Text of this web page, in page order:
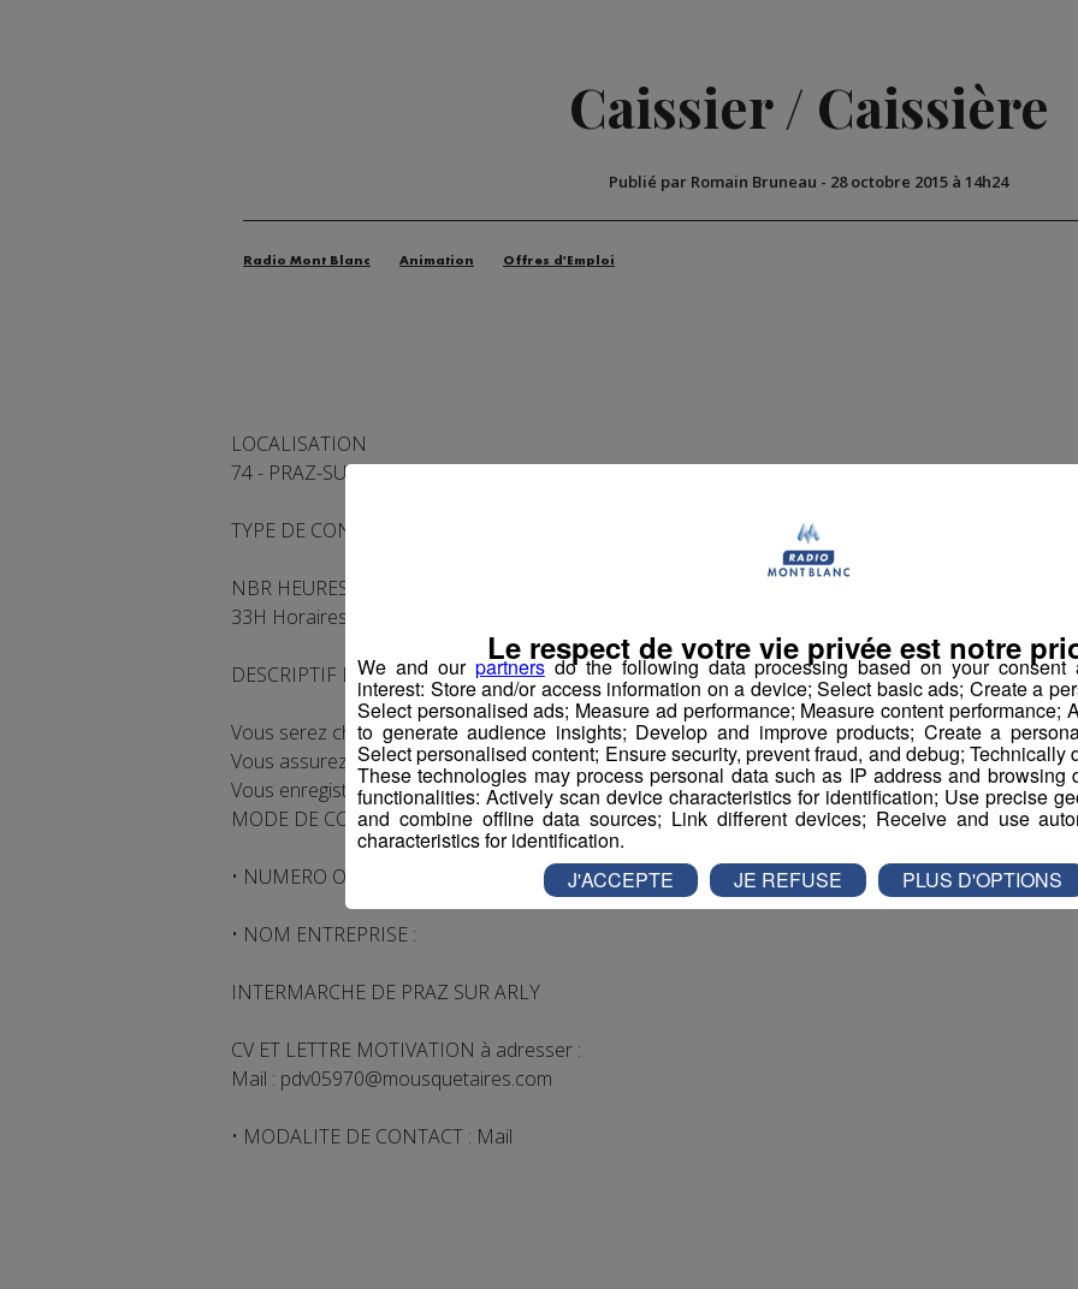
Caissier / Caissière
Publié par Romain Bruneau - 28 octobre 2015 à 14h24
Radio Mont Blanc Animation Offres d'Emploi
LOCALISATION
74 - PRAZ-SUR-ARLY
TYPE DE CONTRAT : cdi
NBR HEURES HEBDOMADAIRES :
33H Horaires normaux
DESCRIPTIF DU POSTE
Vous serez chargé/ée d'accueillir, de renseigner et de conseiller les clients.
Vous assurez les opérations d'ouverture et fermeture de caisse.
Vous enregistrerez les achats selon la formation que vous aurez reçue.
MODE DE CONTACT
• NUMERO OFFRE POLE EMPLOI : 033GKTR
• NOM ENTREPRISE :
INTERMARCHE DE PRAZ SUR ARLY
CV ET LETTRE MOTIVATION à adresser :
Mail : pdv05970@mousquetaires.com
• MODALITE DE CONTACT : Mail
We and our partnersdo the following data processing based on your consent
interest: Store and/or access information on a device; Select basic ads; Create a
Select personalised ads; Measure ad performance; Measure content performance;
to generate audience insights; Develop and improve products; Create a
Select personalised content; Ensure security, prevent fraud, and debug; Technically
These technologies may process personal data such as IP address and browsing
functionalities: Actively scan device characteristics for identification; Use precise
and combine offline data sources; Link different devices; Receive and use
characteristics for identification.
Le respect de votre vie privée est notre
J'ACCEPTE JE REFUSE PLUS D'OPTIONS